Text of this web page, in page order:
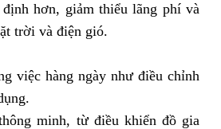
hơn, giảm thiểu lãng phí và
trời và điện gió.
việc hàng ngày như điều chỉnh
minh, từ điều khiển đồ gia